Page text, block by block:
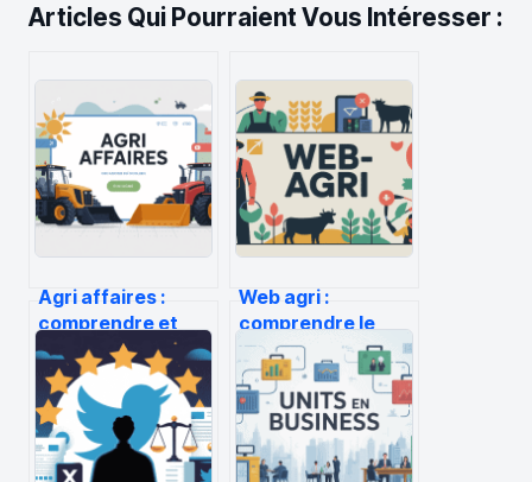
Articles Qui Pourraient Vous Intéresser :
Agri affaires :
comprendre et
utiliser ce portail
agricole pour
votre exploitation
Web agri :
comprendre le
média agricole en
ligne et bien
l’utiliser